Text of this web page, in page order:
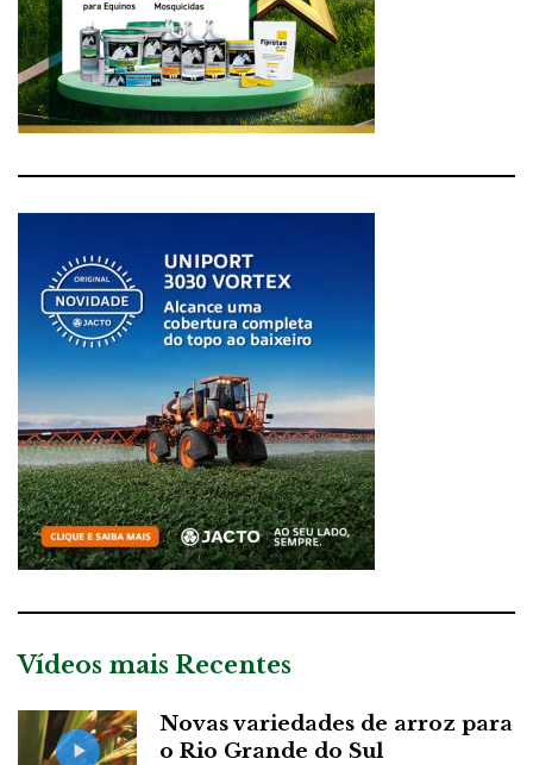
Vídeos mais Recentes
Novas variedades de arroz para
o Rio Grande do Sul